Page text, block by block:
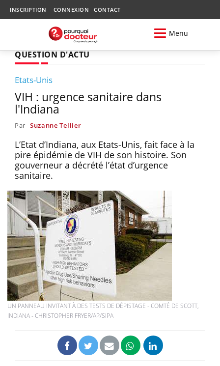
INSCRIPTION CONNEXION CONTACT
Menu
QUESTION D'ACTU
Etats-Unis
VIH : urgence sanitaire dans
l'Indiana
Par Suzanne Tellier
L’Etat d’Indiana, aux Etats-Unis, fait face à la
pire épidémie de VIH de son histoire. Son
gouverneur a décrété l’état d’urgence
sanitaire.
UN PANNEAU INVITANT À DES TESTS DE DÉPISTAGE - COMTÉ DE SCOTT,
INDIANA - CHRISTOPHER FRYER/AP/SIPA